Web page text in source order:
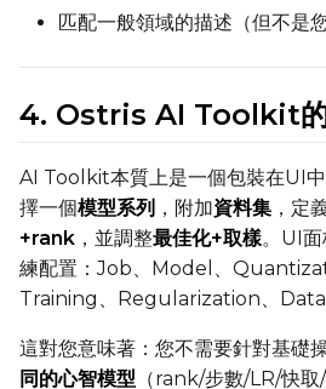
匹配一般領域的描述（但不是
4. Ostris AI Toolkit的
AI Toolkit本質上是一個包裝在UI
擇一個模型系列 ，附加資料集 ，定
+rank ，並調整最佳化+取樣。UI面
練配置：Job、Model、
Training、Regularization、
這對您意味著：您不需要針對基礎
同的心智模型 （rank/步數/LR/快